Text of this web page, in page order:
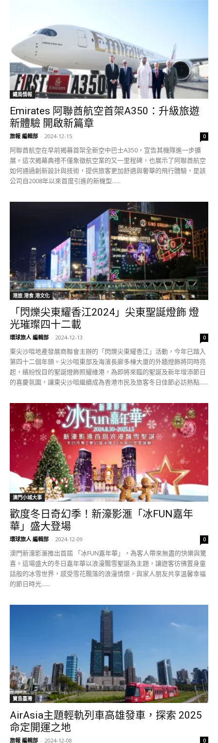
鐵鳥情報
Emirates 阿聯酋航空首架A350：升級旅遊
新體驗 開啟新篇章
旅報 編輯部 - 2024-12-15 0
阿聯酋航空在早前揭幕首架全新空中巴士A350，宣告其機隊進一步擴
展。這次揭幕典禮不僅象徵航空業的又一里程碑，也展示了阿聯酋航空
如何通過創新設計與技術，提供旅客更加舒適與奢華的飛行體驗，是該
公司自2008年以來首度引進的新機型......
港旅.港食.港文化
「閃爍尖東耀香江2024」尖東聖誕燈飾 燈
光璀璨四十二載
環球旅人 編輯部 - 2024-12-13 0
東尖沙咀地產發展商聯會主辦的「閃爍尖東耀香江」活動，今年已踏入
第四十二個年頭。尖沙咀東部及海濱長廊多棟大廈的外牆燈飾將同時亮
起，繽紛悅目的聖誕燈飾照耀維港，為即將來臨的聖誕及新年增添節日
的喜慶氛圍，讓東尖沙咀繼續成為香港市民及旅客冬日佳節必訪熱點......
澳門小城大事
歡度冬日奇幻季！新濠影滙「冰FUN嘉年
華」盛大登場
環球旅人 編輯部 - 2024-12-09 0
澳門新濠影滙推出首屆 「冰FUN嘉年華」，為客人帶來無盡的快樂與驚
喜。這場盛大的冬日嘉年華以浪漫飄雪聖誕為主題，讓遊客彷彿置身童
話般的冰雪世界，感受雪花飄落的浪漫情懷，與家人朋友共享溫馨幸福
的節日時光......
寶島臺灣
AirAsia主題輕軌列車高雄發車，探索 2025
命定開運之地
旅報 編輯部 - 2024-12-08 0